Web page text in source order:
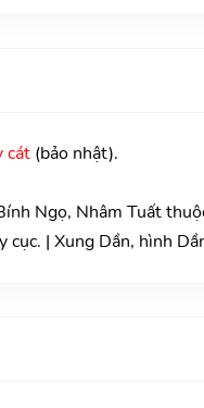
cát(bảo nhật).
Ngọ, Nhâm Tuất
| Xung Dần, hình